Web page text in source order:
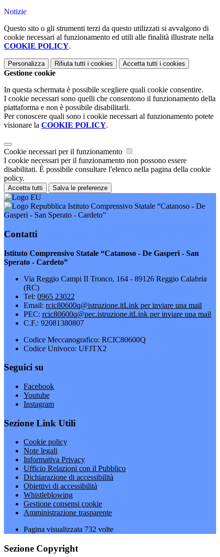
Notizie
Questo sito o gli strumenti terzi da questo utilizzati si avvalgono di
cookie necessari al funzionamento ed utili alle finalità illustrate nella
COOKIE POLICY.
Personalizza Rifiuta tutti i cookies Accetta tutti i cookies
Gestione cookie
In questa schermata è possibile scegliere quali cookie consentire.
I cookie necessari sono quelli che consentono il funzionamento della
piattaforma e non è possibile disabilitarli.
Per conoscere quali sono i cookie necessari al funzionamento potete
visionare la COOKIE POLICY.
Cookie necessari per il funzionamento
I cookie necessari per il funzionamento non possono essere
disabilitati. È possibile consultare l'elenco nella pagina della cookie
policy.
Accetta tutti Salva le preferenze
Istituto Comprensivo Statale “Catanoso - De
Gasperi - San Sperato - Cardeto”
Contatti
Istituto Comprensivo Statale “Catanoso - De Gasperi - San
Sperato - Cardeto”
Via Reggio Campi II Tronco, 164 - 89126 Reggio Calabria
(RC)
Tel: 0965 23022
Email: rcic80600q@istruzione.itLink per inviare una mail
PEC: rcic80600q@pec.istruzione.itLink per inviare una mail
C.F.: 92081380807
Codice Meccanografico: RCIC80600Q
Codice Univoco: UFJTX2
Seguici su
Facebook
Youtube
Instagram
Sezione Link Utili
Cookie policy
Note legali
Informativa Privacy
Ufficio Relazioni con il Pubblico
Dichiarazione di accessibilità
Obiettivi di accessibilità
Whistleblowing
Gestione consensi cookie
Amministrazione trasparente
Pagina visualizzata 732 volte
Sezione Copyright